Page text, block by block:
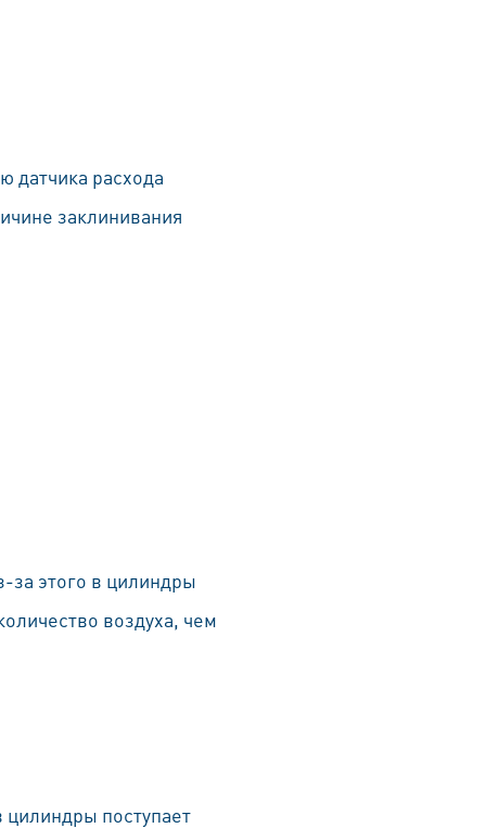
датчика расхода
заклинивания
за этого в цилиндры
воздуха, чем
цилиндры поступает